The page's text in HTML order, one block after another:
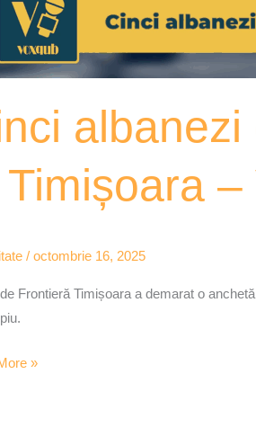
Timișoara –
/octombrie 16, 2025
Frontieră Timișoara a demarat o
»